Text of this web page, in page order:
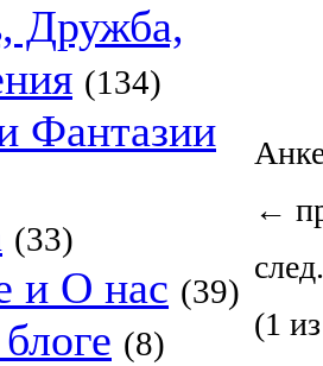
Дружба,
(134)
Фантазии
(33)
и О нас (39)
(8)
←
(1